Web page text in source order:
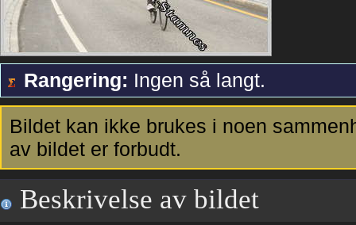
Rangering: Ingen så langt.
Bildet kan ikke brukes i noen
av bildet er forbudt.
Beskrivelse av bildet